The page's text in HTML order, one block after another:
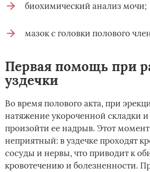
биохимический анализ мочи;
мазок с головки полового
Первая помощь при
уздечки
Во время полового акта, при
натяжение укороченной складки
произойти ее надрыв. Этот
неприятный: в уздечке проходят
сосуды и нервы, что приводит к
кровотечению и болезненности.